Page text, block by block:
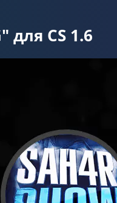
для CS 1.6